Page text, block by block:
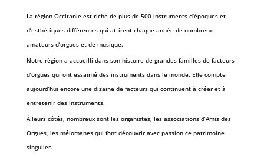
La région Occitanie est riche de plus de 500 instruments d’époques et
d’esthétiques différentes qui attirent chaque année de nombreux
amateurs d’orgues et de musique.
Notre région a accueilli dans son histoire de grandes familles de facteurs
d’orgues qui ont essaimé des instruments dans le monde. Elle compte
aujourd’hui encore une dizaine de facteurs qui continuent à créer et à
entretenir des instruments.
À leurs côtés, nombreux sont les organistes, les associations d’Amis des
Orgues, les mélomanes qui font découvrir avec passion ce patrimoine
singulier.